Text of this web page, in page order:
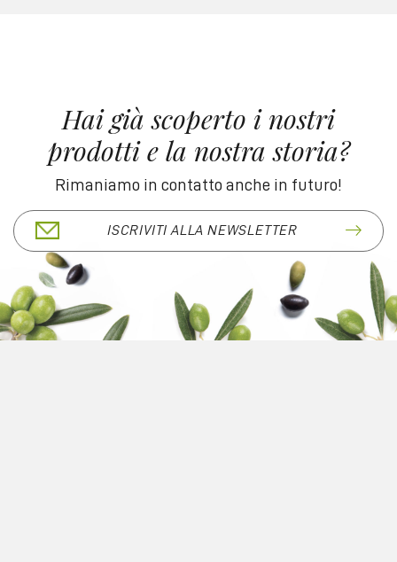
Hai già scoperto i nostri
prodotti e la nostra storia?
Rimaniamo in contatto anche in futuro!
ISCRIVITI ALLA NEWSLETTER